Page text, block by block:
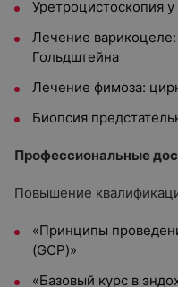
Уретроцистоскопия
Лечение
Гольдштейна
Лечение фимоза:
Биопсия
Профессиональные
Повышение
«Принципы
(GCP)»
«Базовый курс в